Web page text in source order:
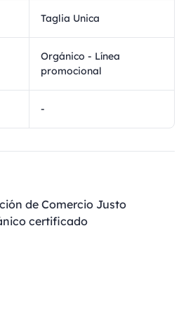
Taglia Unica
Orgánico - Línea
promocional
-
de Comercio Justo
certificado